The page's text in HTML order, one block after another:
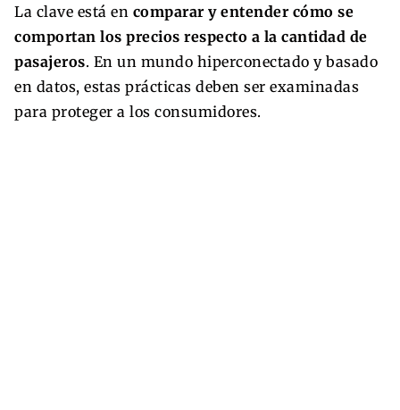
La clave está en comparar y entender cómo se
comportan los precios respecto a la cantidad de
pasajeros. En un mundo hiperconectado y basado
en datos, estas prácticas deben ser examinadas
para proteger a los consumidores.